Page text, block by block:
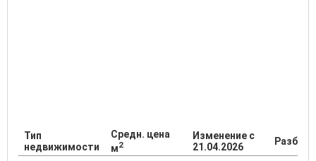
Тип
недвижимости
Средн. цена
м2
Изменение с
21.04.2026